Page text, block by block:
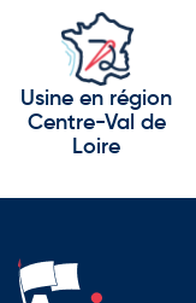
Usine en région
Centre-Val de
Loire